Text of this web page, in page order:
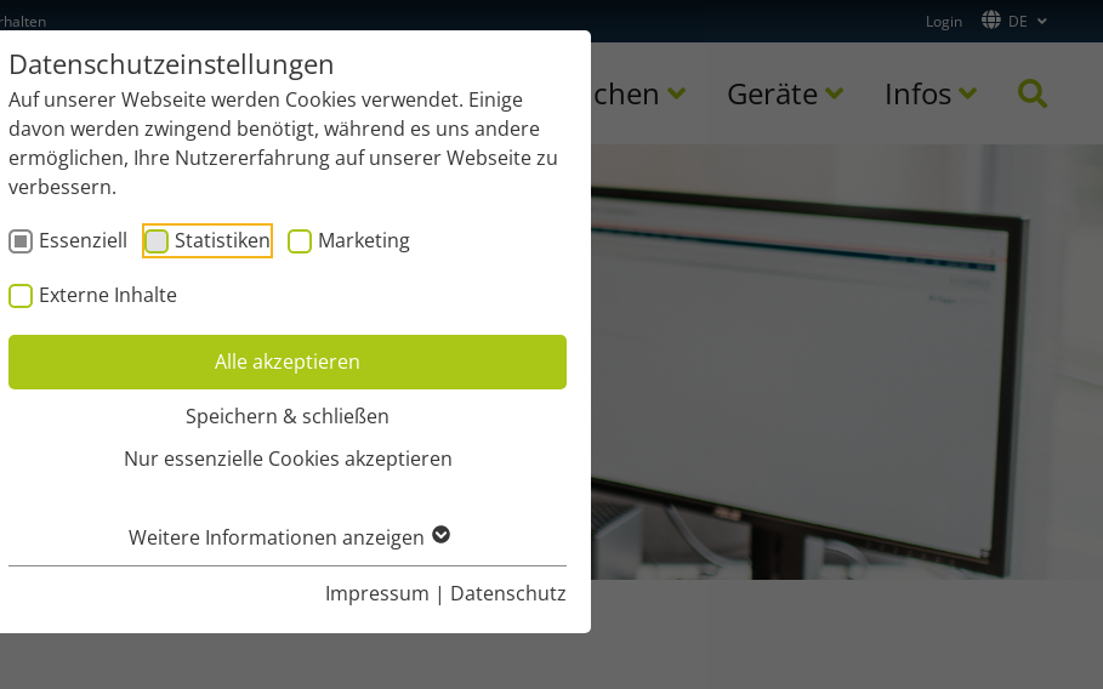
Datenschutzeinstellungen
Auf unserer Webseite werden Cookies verwendet. Einige
davon werden zwingend benötigt, während es uns andere
ermöglichen, Ihre Nutzererfahrung auf unserer Webseite zu
verbessern.
Essenziell
Statistiken Marketing
Externe Inhalte
Alle akzeptieren
Speichern & schließen
Nur essenzielle Cookies akzeptieren
Weitere Informationen anzeigen
Impressum | Datenschutz
Login DE
NEU: geonardo.ai Funktionen Branchen Geräte Infos